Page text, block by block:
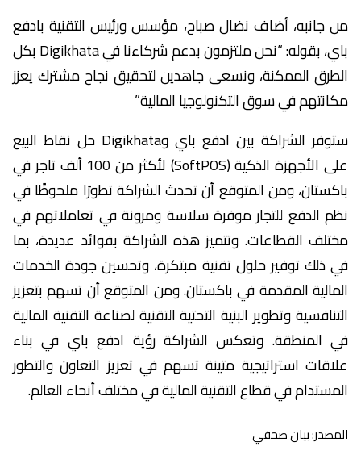
من جانبه، أضاف نضال صباح، مؤسس ورئيس التقنية بادفع
باي، بقوله: “نحن ملتزمون بدعم شركاءنا في Digikhata بكل
الطرق الممكنة، ونسعى جاهدين لتحقيق نجاح مشترك يعزز
مكانتهم في سوق التكنولوجيا المالية”
ستوفر الشراكة بين ادفع باي وDigikhata حل نقاط البيع
على الأجهزة الذكية (SoftPOS) لأكثر من 100 ألف تاجر في
باكستان، ومن المتوقع أن تحدث الشراكة تطورًا ملحوظًا في
نظم الدفع للتجار موفرة سلاسة ومرونة في تعاملاتهم في
مختلف القطاعات. وتتميز هذه الشراكة بفوائد عديدة، بما
في ذلك توفير حلول تقنية مبتكرة، وتحسين جودة الخدمات
المالية المقدمة في باكستان. ومن المتوقع أن تسهم بتعزيز
التنافسية وتطوير البنية التحتية التقنية لصناعة التقنية المالية
في المنطقة. وتعكس الشراكة رؤية ادفع باي في بناء
علاقات استراتيجية متينة تسهم في تعزيز التعاون والتطور
المستدام في قطاع التقنية المالية في مختلف أنحاء العالم.
المصدر: بيان صحفي